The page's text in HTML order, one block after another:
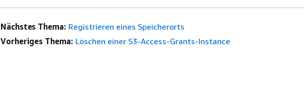
Nächstes Thema: Registrieren eines Speicherorts
Vorheriges Thema: Löschen einer S3-Access-Grants-Instance